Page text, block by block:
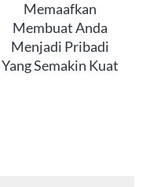
Memaafkan
Membuat Anda
Menjadi Pribadi
Yang Semakin Kuat